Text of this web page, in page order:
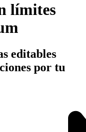
límites
editables
por tu